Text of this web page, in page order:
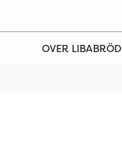
OVER LIBABRÖD